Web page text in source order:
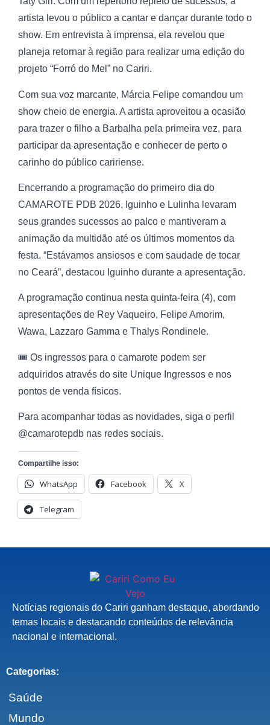
artista levou o público a cantar e dançar durante todo o
show. Em entrevista à imprensa, ela revelou que
planeja retornar à região para realizar uma edição do
projeto “Forró do Mel” no Cariri.
Com sua voz marcante, Márcia Felipe comandou um
show cheio de energia. A artista aproveitou a ocasião
para trazer o filho a Barbalha pela primeira vez, para
participar da apresentação e conhecer de perto o
carinho do público caririense.
Encerrando a programação do primeiro dia do
CAMAROTE PDB 2026, Iguinho e Lulinha levaram
seus grandes sucessos ao palco e mantiveram a
animação da multidão até os últimos momentos da
festa. “Estávamos ansiosos e com saudade de tocar
no Ceará”, destacou Iguinho durante a apresentação.
A programação continua nesta quinta-feira (4), com
apresentações de Rey Vaqueiro, Felipe Amorim,
Wawa, Lazzaro Gamma e Thalys Rondinele.
🎟️ Os ingressos para o camarote podem ser
adquiridos através do site Unique Ingressos e nos
pontos de venda físicos.
Para acompanhar todas as novidades, siga o perfil
@camarotepdb nas redes sociais.
Compartilhe isso:
WhatsApp Facebook X
Telegram
Notícias regionais do Cariri ganham destaque, abordando
temas locais e destacando conteúdos de relevância
nacional e internacional.
Categorias:
Saúde
Mundo